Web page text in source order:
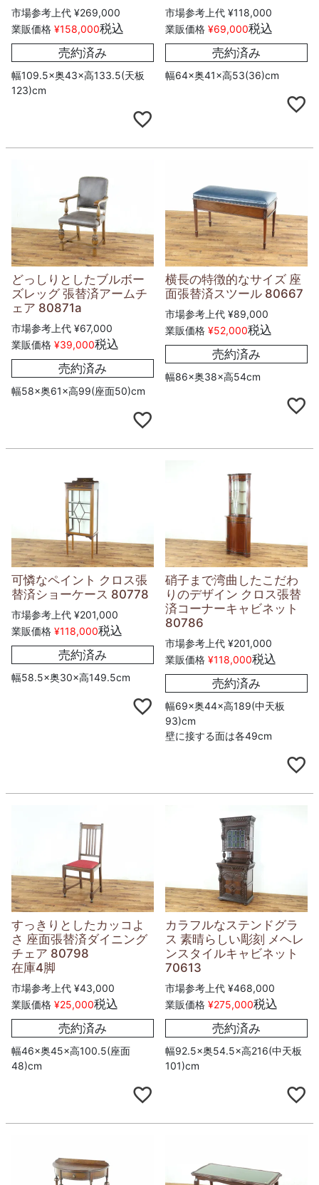
市場参考上代 ¥269,000
業販価格 ¥158,000税込
売約済み
幅109.5×奥43×高133.5(天板
123)cm
市場参考上代 ¥118,000
業販価格 ¥69,000税込
売約済み
幅64×奥41×高53(36)cm
どっしりとしたブルボー
ズレッグ 張替済アームチ
ェア 80871a
市場参考上代 ¥67,000
業販価格 ¥39,000税込
売約済み
幅58×奥61×高99(座面50)cm
横長の特徴的なサイズ 座
面張替済スツール 80667
市場参考上代 ¥89,000
業販価格 ¥52,000税込
売約済み
幅86×奥38×高54cm
可憐なペイント クロス張
替済ショーケース 80778
市場参考上代 ¥201,000
業販価格 ¥118,000税込
売約済み
幅58.5×奥30×高149.5cm
硝子まで湾曲したこだわ
りのデザイン クロス張替
済コーナーキャビネット
80786
市場参考上代 ¥201,000
業販価格 ¥118,000税込
売約済み
幅69×奥44×高189(中天板
93)cm
壁に接する面は各49cm
すっきりとしたカッコよ
さ 座面張替済ダイニング
チェア 80798
在庫4脚
市場参考上代 ¥43,000
業販価格 ¥25,000税込
売約済み
幅46×奥45×高100.5(座面
48)cm
カラフルなステンドグラ
ス 素晴らしい彫刻 メヘレ
ンスタイルキャビネット
70613
市場参考上代 ¥468,000
業販価格 ¥275,000税込
売約済み
幅92.5×奥54.5×高216(中天板
101)cm